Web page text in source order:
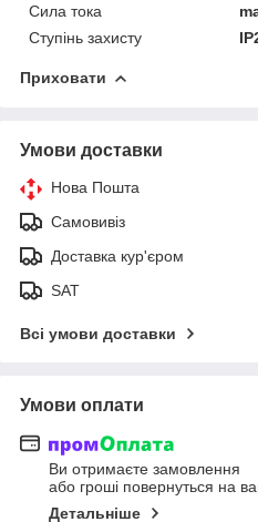
Сила тока
Ступінь захисту
Приховати
Умови доставки
Нова Пошта
Самовивіз
Доставка кур'єром
SAT
Всі умови доставки
Умови оплати
Ви отримаєте замовлення
або гроші повернуться на
Детальніше